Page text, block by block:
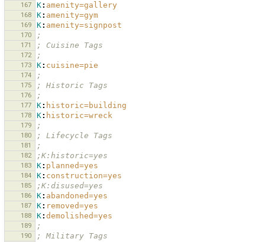
167 K: amenity=gallery
168 K: amenity=gym
169 K: amenity=signpost
170 ;
171 ; Cuisine Tags
172 ;
173 K: cuisine=pie
174 ;
175 ; Historic Tags
176 ;
177 K: historic=building
178 K: historic=wreck
179 ;
180 ; Lifecycle Tags
181 ;
182 ;K:historic=yes
183 K: planned=yes
184 K: construction=yes
185 ;K:disused=yes
186 K: abandoned=yes
187 K: removed=yes
188 K: demolished=yes
189 ;
190 ; Military Tags